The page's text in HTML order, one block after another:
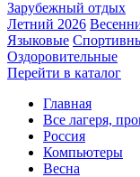
Зарубежный отдых
Летний 2026
Языковые
Оздоровительные
Перейти в каталог
Главная
Все лагеря,
Россия
Компьютеры
Весна